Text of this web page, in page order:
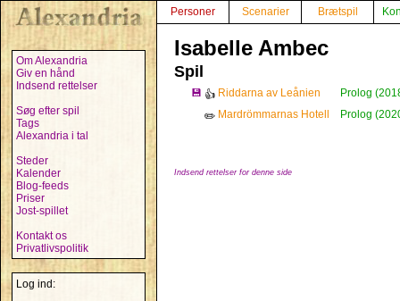
Om Alexandria
Giv en hånd
Indsend rettelser
Søg efter spil
Tags
Alexandria i tal
Steder
Kalender
Blog-feeds
Priser
Jost-spillet
Kontakt os
Privatlivspolitik
Log ind:
Personer Scenarier Brætspil
Isabelle Ambec
Spil
💾 👍 Riddarna av Leånien
Prolog
✏️ Mardrömmarnas Hotell Prolog
Indsend rettelser for denne side